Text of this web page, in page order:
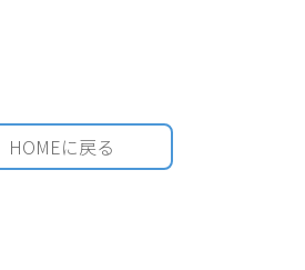
HOMEに戻る